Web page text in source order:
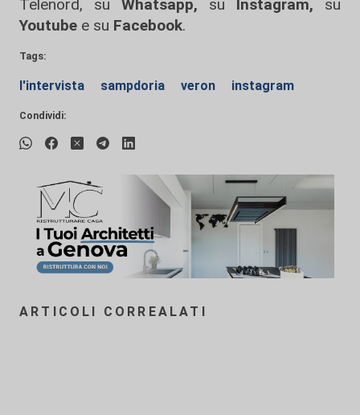
Telenord, su Whatsapp, su Instagram, su
Youtube e su Facebook.
Tags:
l'intervista sampdoria veron instagram
Condividi:
ARTICOLI CORREALATI